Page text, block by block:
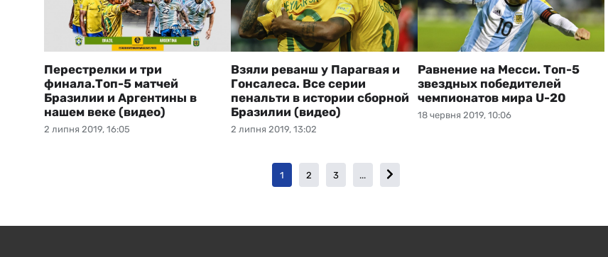
2 липня 2019, 16:05
Перестрелки и три
финала.Топ-5 матчей
Бразилии и Аргентины в
нашем веке (видео)
2 липня 2019, 13:02
Взяли реванш у Парагвая и
Гонсалеса. Все серии
пенальти в истории сборной
Бразилии (видео)
18 червня 2019, 10:06
Равнение на Месси. Топ-5
звездных победителей
чемпионатов мира U-20
1 2 3 ...